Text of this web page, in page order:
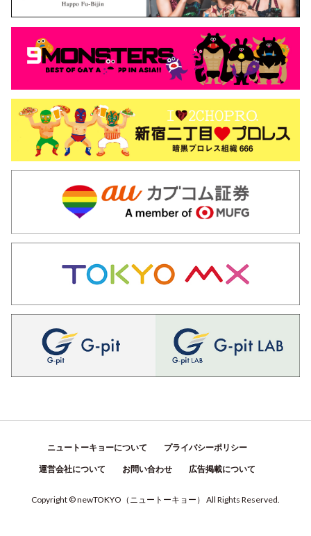
ニュートーキョーについて プライバシーポリシー
運営会社について お問い合わせ 広告掲載について
Copyright © newTOKYO （ ニュートーキョー ） All Rights Reserved.